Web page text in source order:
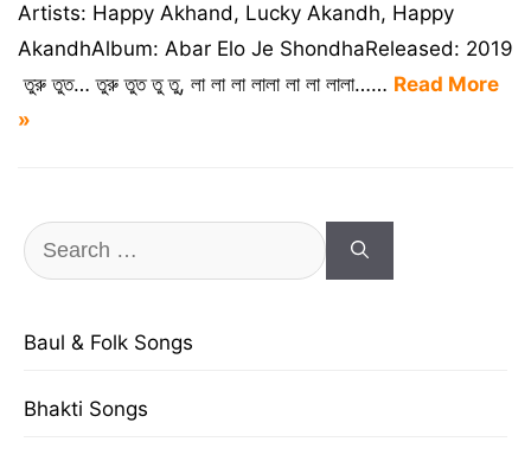
Artists: Happy Akhand, Lucky Akandh, Happy
AkandhAlbum: Abar Elo Je ShondhaReleased: 2019
তুরু তুত… তুরু তুত তু তু, লা লা লা লালা লা লা লালা…… Read More
»
Search
for:
Baul & Folk Songs
Bhakti Songs